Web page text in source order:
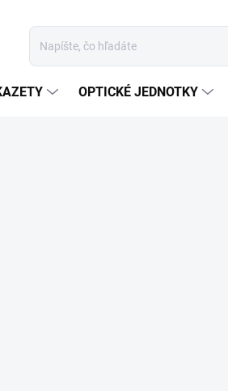
OPTICKÉ JEDNOTKY